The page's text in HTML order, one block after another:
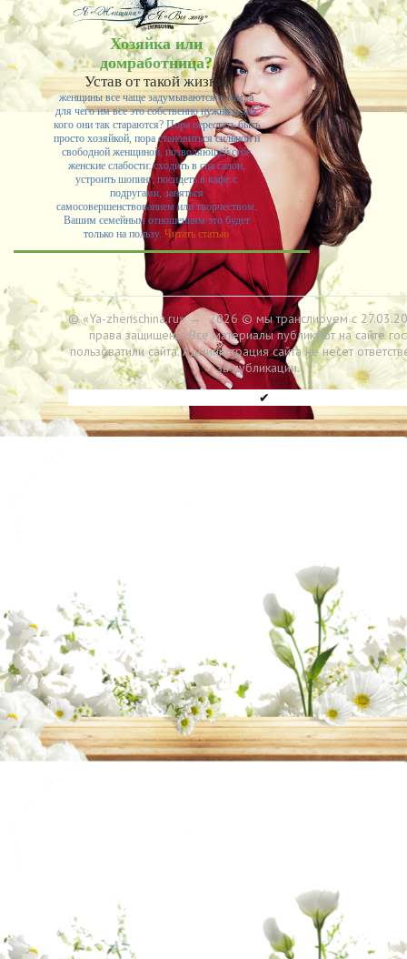
-- Люблю давать советы и очень не люблю, когда их дают мне.
Хозяйка или
домработница?
Устав от такой жизни,
женщины все чаще задумываются о том, а
для чего им все это собственно нужно и для
кого они так стараются? Пора перестать быть
просто хозяйкой, пора становиться сильной и
свободной женщиной, позволяющей себе
женские слабости: сходить в спа салон,
устроить шопинг, посидеть в кафе с
подругами, заняться
самосовершенствованием или творчеством.
Вашим семейным отношениям это будет
только на пользу. Читать статью
© «Ya-zhenschina.ru»→ 2026 © мы транслируем с
права защищены. Все материалы публикуют на сайте
пользоватили сайта. Администрация сайта не несет
за публикации.
✔